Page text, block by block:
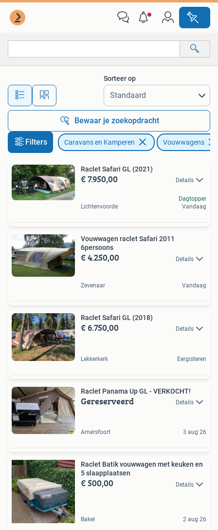
Alle afstanden…
Sorteer op
Bewaar je zoekopdracht
Filters Caravans en Kamperen Vouwwagens
Raclet Safari GL (2021)
€ 7.950,00 Details
Lichtenvoorde
Dagtopper
Vandaag
Vouwwagen raclet Safari 2011
6persoons
€ 4.250,00 Details
Zevenaar Vandaag
Raclet Safari GL (2018)
€ 6.750,00 Details
Lekkerkerk Eergisteren
Raclet Panama Up GL - VERKOCHT!
Gereserveerd Details
Amersfoort 3 aug 26
Raclet Batik vouwwagen met keuken en
5 slaapplaatsen
€ 500,00 Details
Bakel 2 aug 26